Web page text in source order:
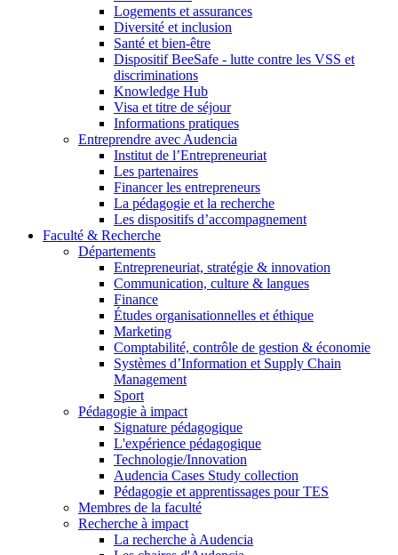
Logements et assurances
Diversité et inclusion
Santé et bien-être
Dispositif BeeSafe - lutte contre les VSS et
discriminations
Knowledge Hub
Visa et titre de séjour
Informations pratiques
Entreprendre avec Audencia
Institut de l’Entrepreneuriat
Les partenaires
Financer les entrepreneurs
La pédagogie et la recherche
Les dispositifs d’accompagnement
Faculté & Recherche
Départements
Entrepreneuriat, stratégie & innovation
Communication, culture & langues
Finance
Études organisationnelles et éthique
Marketing
Comptabilité, contrôle de gestion & économie
Systèmes d’Information et Supply Chain
Management
Sport
Pédagogie à impact
Signature pédagogique
L'expérience pédagogique
Technologie/Innovation
Audencia Cases Study collection
Pédagogie et apprentissages pour TES
Membres de la faculté
Recherche à impact
La recherche à Audencia